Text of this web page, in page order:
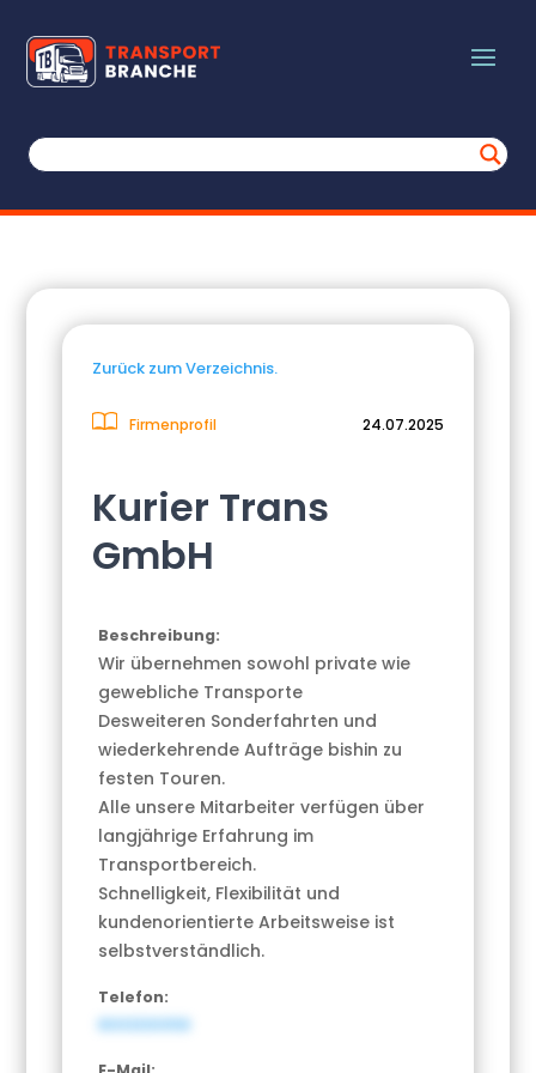
Zurück zum Verzeichnis.
Firmenprofil 24.07.2025
Kurier Trans
GmbH
Beschreibung:
Wir übernehmen sowohl private wie
gewebliche Transporte
Desweiteren Sonderfahrten und
wiederkehrende Aufträge bishin zu
festen Touren.
Alle unsere Mitarbeiter verfügen über
langjährige Erfahrung im
Transportbereich.
Schnelligkeit, Flexibilität und
kundenorientierte Arbeitsweise ist
selbstverständlich.
Telefon:
8003330058